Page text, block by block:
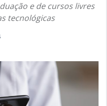
e de cursos livres
tecnológicas